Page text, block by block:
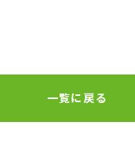
一覧に戻る